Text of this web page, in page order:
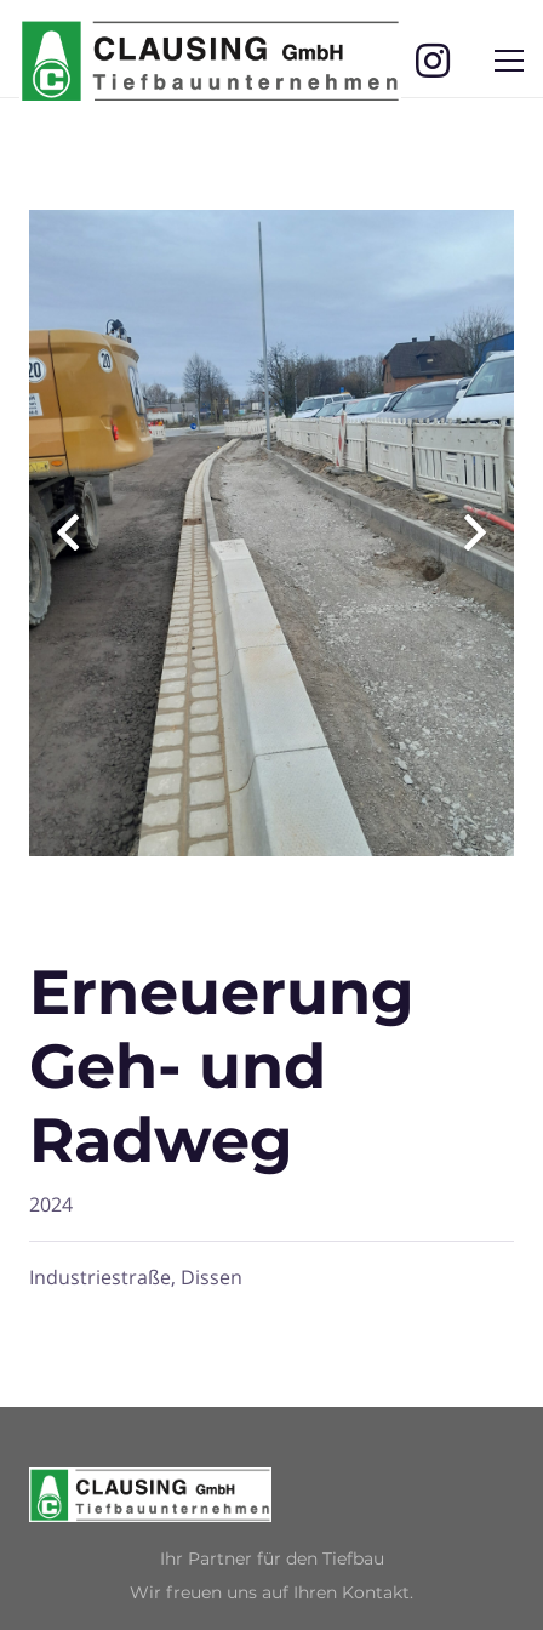
Erneuerung
Geh- und
Radweg
2024
Industriestraße, Dissen
Ihr Partner für den Tiefbau
Wir freuen uns auf Ihren Kontakt.